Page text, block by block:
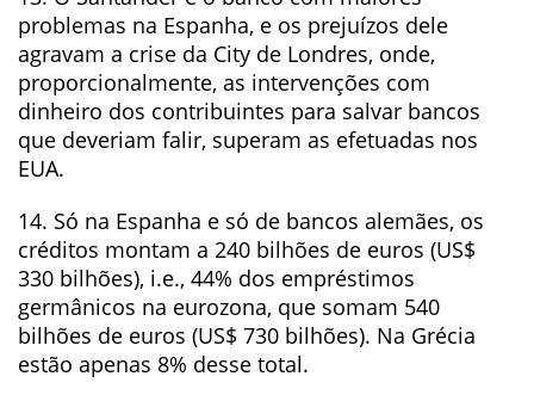
problemas na Espanha, e os prejuízos dele
agravam a crise da City de Londres, onde,
proporcionalmente, as intervenções com
dinheiro dos contribuintes para salvar bancos
que deveriam falir, superam as efetuadas nos
EUA.
14. Só na Espanha e só de bancos alemães, os
créditos montam a 240 bilhões de euros (US$
330 bilhões), i.e., 44% dos empréstimos
germânicos na eurozona, que somam 540
bilhões de euros (US$ 730 bilhões). Na Grécia
estão apenas 8% desse total.